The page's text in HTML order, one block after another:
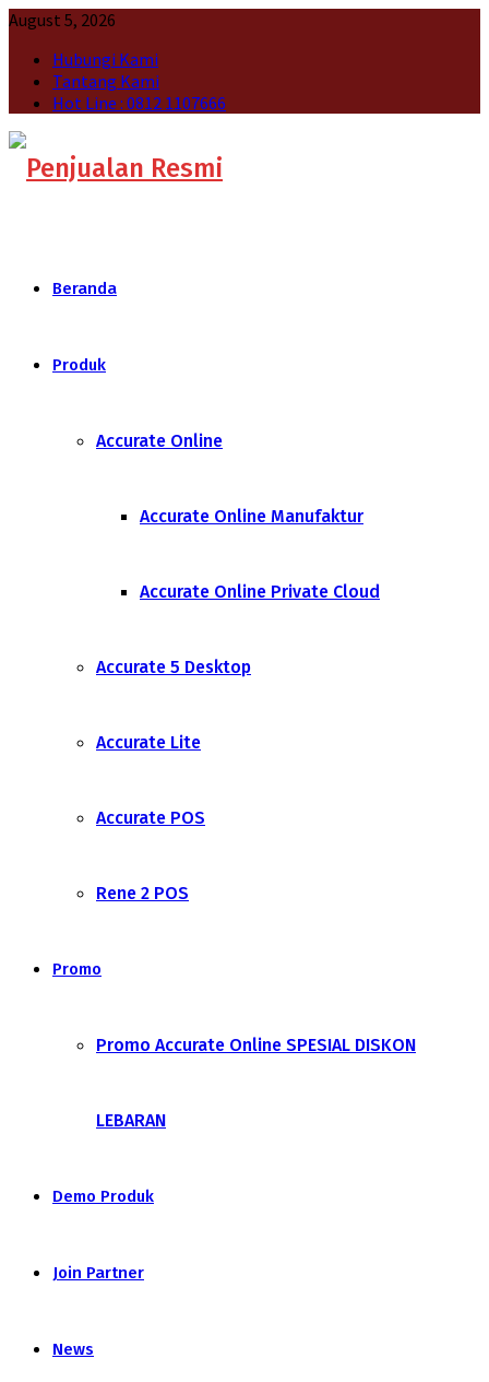
August 5, 2026
Hubungi Kami
Tantang Kami
Hot Line : 0812 1107666
Beranda
Produk
Accurate Online
Accurate Online Manufaktur
Accurate Online Private Cloud
Accurate 5 Desktop
Accurate Lite
Accurate POS
Rene 2 POS
Promo
Promo Accurate Online SPESIAL DISKON
LEBARAN
Demo Produk
Join Partner
News